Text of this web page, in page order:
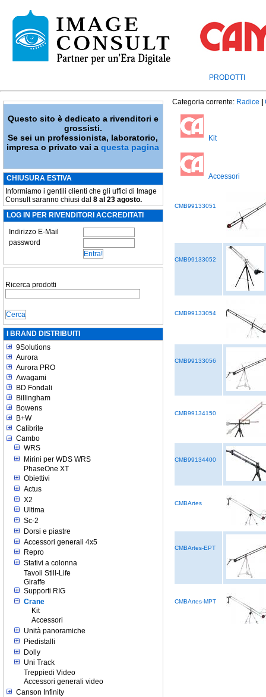
PRODOTTI
Questo sito è dedicato a rivenditori e
grossisti.
Se sei un professionista, laboratorio,
impresa o privato vai aquesta pagina
CHIUSURA ESTIVA
Informiamo i gentili clienti che gli uffici di Image
Consult saranno chiusi dal 8 al 23 agosto.
LOG IN PER RIVENDITORI ACCREDITATI
Indirizzo E-Mail
password
Ricerca prodotti
I BRAND DISTRIBUITI
9Solutions
Aurora
Aurora PRO
Awagami
BD Fondali
Billingham
Bowens
B+W
Calibrite
Cambo
WRS
Mirini per WDS WRS
PhaseOne XT
Obiettivi
Actus
X2
Ultima
Sc-2
Dorsi e piastre
Accessori generali 4x5
Repro
Stativi a colonna
Tavoli Still-Life
Giraffe
Supporti RIG
Crane
Kit
Accessori
Unità panoramiche
Piedistalli
Dolly
Uni Track
Treppiedi Video
Accessori generali video
Canson Infinity
Categoria corrente: Radice
Kit
Accessori
CMB99133051
CMB99133052
CMB99133054
CMB99133056
CMB99134150
CMB99134400
CMBArtes
CMBArtes-EPT
CMBArtes-MPT